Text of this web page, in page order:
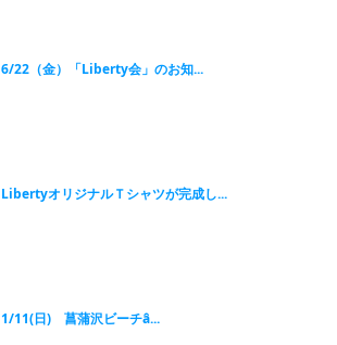
6/22（金）「Liberty会」のお知...
LibertyオリジナルＴシャツが完成し...
1/11(日) 菖蒲沢ビーチȃ...